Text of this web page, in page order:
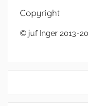
Copyright
© juf Inger 2013-